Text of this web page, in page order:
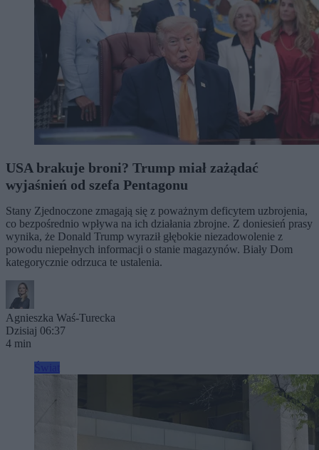
USA brakuje broni? Trump miał zażądać
wyjaśnień od szefa Pentagonu
Stany Zjednoczone zmagają się z poważnym deficytem uzbrojenia,
co bezpośrednio wpływa na ich działania zbrojne. Z doniesień prasy
wynika, że Donald Trump wyraził głębokie niezadowolenie z
powodu niepełnych informacji o stanie magazynów. Biały Dom
kategorycznie odrzuca te ustalenia.
Agnieszka Waś-Turecka
Dzisiaj 06:37
4 min